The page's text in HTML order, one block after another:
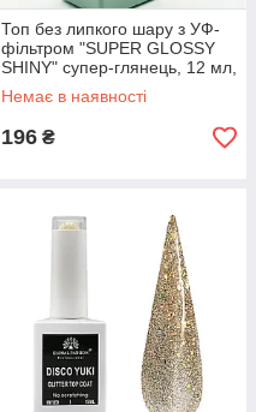
Топ без липкого шару з УФ-
фільтром "SUPER GLOSSY
SHINY" супер-глянець, 12 мл,
Global Fashion
Немає в наявності
196 ₴